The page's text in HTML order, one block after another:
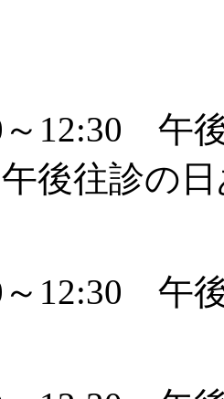
12:30 午
午後往診の
12:30 午